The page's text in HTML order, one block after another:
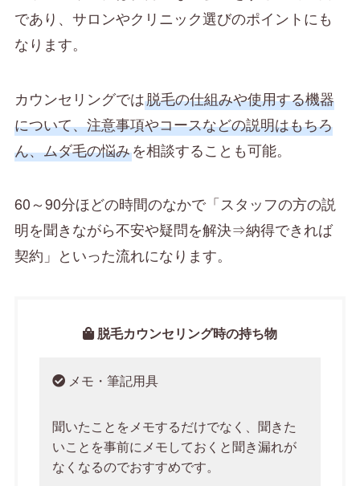
であり、サロンやクリニック選びのポイントにも
なります。
カウンセリングでは脱毛の仕組みや使用する機器
について、注意事項やコースなどの説明はもちろ
ん、ムダ毛の悩みを相談することも可能。
60～90分ほどの時間のなかで「スタッフの方の説
明を聞きながら不安や疑問を解決⇒納得できれば
契約」といった流れになります。
脱毛カウンセリング時の持ち物
メモ・筆記用具
聞いたことをメモするだけでなく、聞きた
いことを事前にメモしておくと聞き漏れが
なくなるのでおすすめです。